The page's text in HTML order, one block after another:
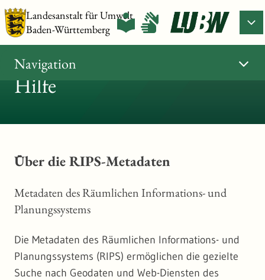
Landesanstalt für Umwelt
Baden-Württemberg
Hilfe
Navigation
Über die RIPS-Metadaten
Metadaten des Räumlichen Informations- und
Planungssystems
Die Metadaten des Räumlichen Informations- und
Planungssystems (RIPS) ermöglichen die gezielte
Suche nach Geodaten und Web-Diensten des